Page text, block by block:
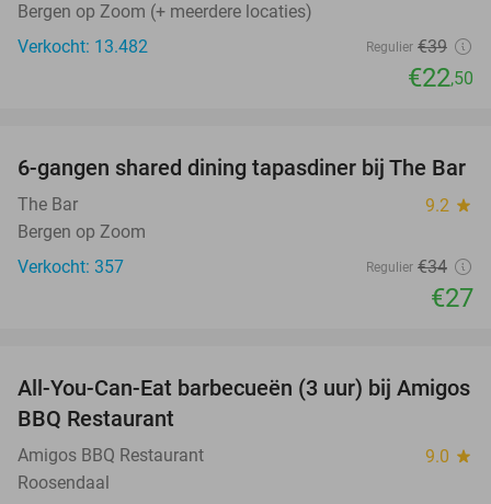
Bergen op Zoom (+ meerdere locaties)
Verkocht: 13.482
Regulier €39
€22,50
21%
6-gangen shared dining tapasdiner bij The Bar
The Bar 9.2 star
Bergen op Zoom
Verkocht: 357
Regulier €34
€27
26%
All-You-Can-Eat barbecueën (3 uur) bij Amigos
BBQ Restaurant
Amigos BBQ Restaurant 9.0 star
Roosendaal